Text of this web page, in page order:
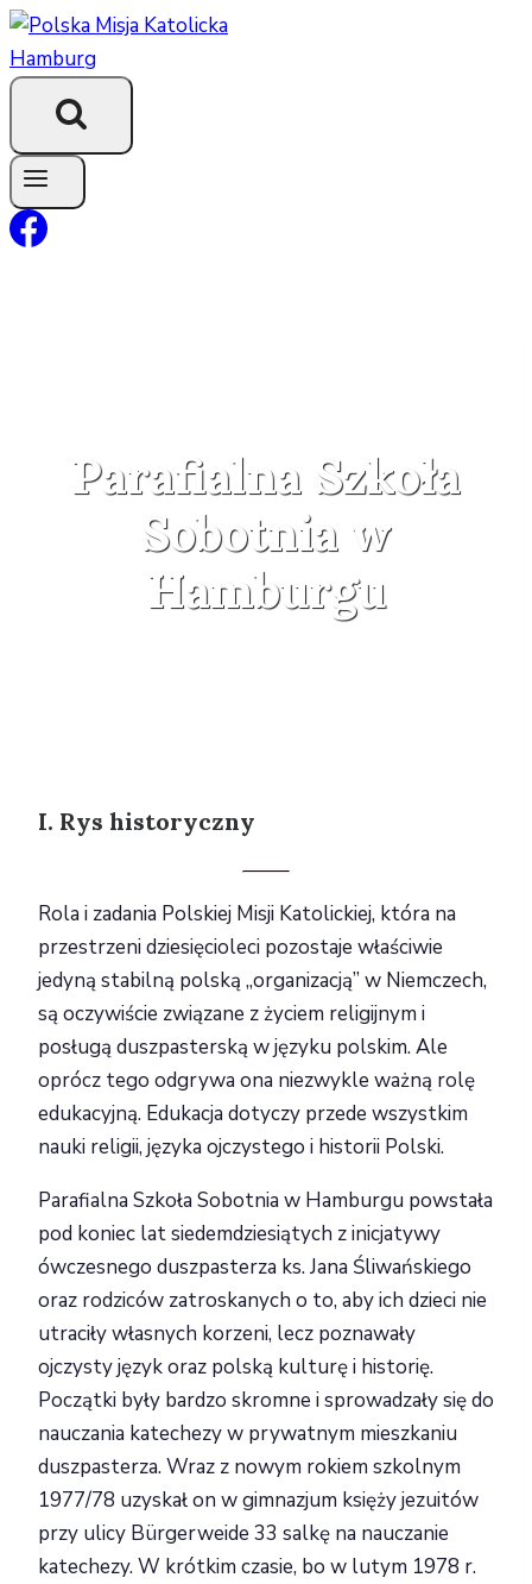
Przejdź
do
treści
Parafialna Szkoła
Sobotnia w
Hamburgu
I. Rys historyczny
Rola i zadania Polskiej Misji Katolickiej, która na
przestrzeni dziesięcioleci pozostaje właściwie
jedyną stabilną polską „organizacją” w Niemczech,
są oczywiście związane z życiem religijnym i
posługą duszpasterską w języku polskim. Ale
oprócz tego odgrywa ona niezwykle ważną rolę
edukacyjną. Edukacja dotyczy przede wszystkim
nauki religii, języka ojczystego i historii Polski.
Parafialna Szkoła Sobotnia w Hamburgu powstała
pod koniec lat siedemdziesiątych z inicjatywy
ówczesnego duszpasterza ks. Jana Śliwańskiego
oraz rodziców zatroskanych o to, aby ich dzieci nie
utraciły własnych korzeni, lecz poznawały
ojczysty język oraz polską kulturę i historię.
Początki były bardzo skromne i sprowadzały się do
nauczania katechezy w prywatnym mieszkaniu
duszpasterza. Wraz z nowym rokiem szkolnym
1977/78 uzyskał on w gimnazjum księży jezuitów
przy ulicy Bürgerweide 33 salkę na nauczanie
katechezy. W krótkim czasie, bo w lutym 1978 r.